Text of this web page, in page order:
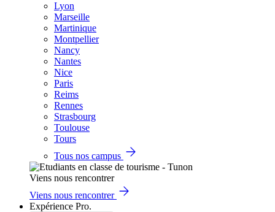
Lyon
Marseille
Martinique
Montpellier
Nancy
Nantes
Nice
Paris
Reims
Rennes
Strasbourg
Toulouse
Tours
Tous nos campus
Viens nous rencontrer
Viens nous rencontrer
Expérience Pro.